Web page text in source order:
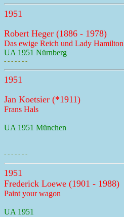
1951
Robert Heger (1886 - 1978)
Das ewige Reich und Lady Hamilton
UA 1951 Nürnberg
- - - - - - -
1951
Jan Koetsier (*1911)
Frans Hals
UA 1951 München
- - - - - - -
1951
Frederick Loewe (1901 - 1988)
Paint your wagon
UA 1951